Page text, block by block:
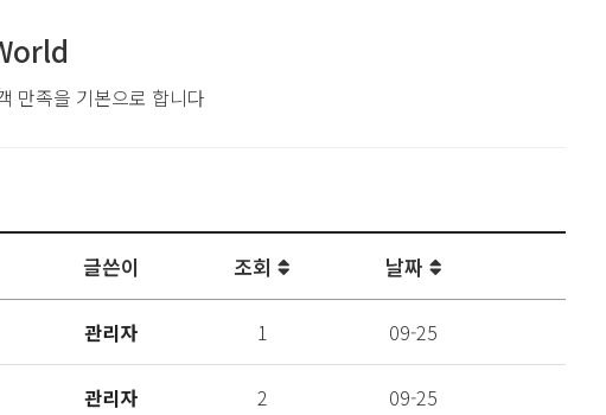
만족을 기본으로 합니다
글쓴이 조회 날짜
관리자 1 09-25
관리자 2 09-25